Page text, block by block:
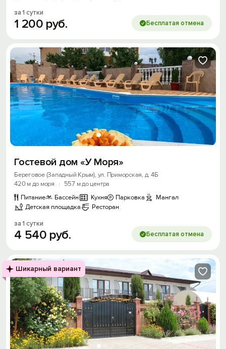
за 1 сутки
1 200 руб. Бесплатая отмена
Гостевой дом «У Моря»
Береговое (Западный Крым), ул. Приморская, д. 4Б
420 м до моря
·
557 м до центра
Питание
Бассейн Кухня Парковка
Мангал
Детская площадка
Ресторан
за 1 сутки
4 540 руб. Бесплатая отмена
Шикарный вариант
Вход на сайт
Войти илиЗарегистрироваться